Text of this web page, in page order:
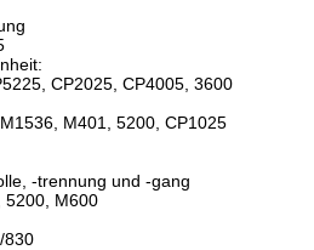
CP2025, CP4005, 3600
M401, 5200, CP1025
-trennung und -gang
5200, M600
830